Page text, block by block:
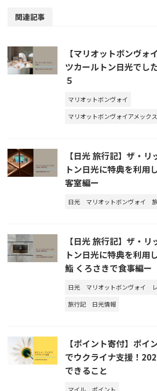
関連記事
【マリオットボンヴォ
ツカールトン日光でし
５
マリオットボンヴォイ
マリオットボンヴォイアメック
【日光 旅行記】ザ・
トン日光に特典を利用
客室編ー
日光 マリオットボンヴォイ
【日光 旅行記】ザ・
トン日光に特典を利用
鮨 くろさきで食事編ー
日光 マリオットボンヴォイ
旅行記
日光情報
【ポイント寄付】ポイ
でウクライナ支援！
できること
マイル ポイント